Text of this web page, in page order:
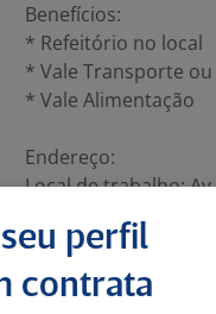
Benefícios:
* Refeitório no local
* Vale Transporte
* Vale Alimentação
Endereço:
Local de trabalho:
Guarulhos - SP,
Contrato:
Temporário por 180
perfil
contrata